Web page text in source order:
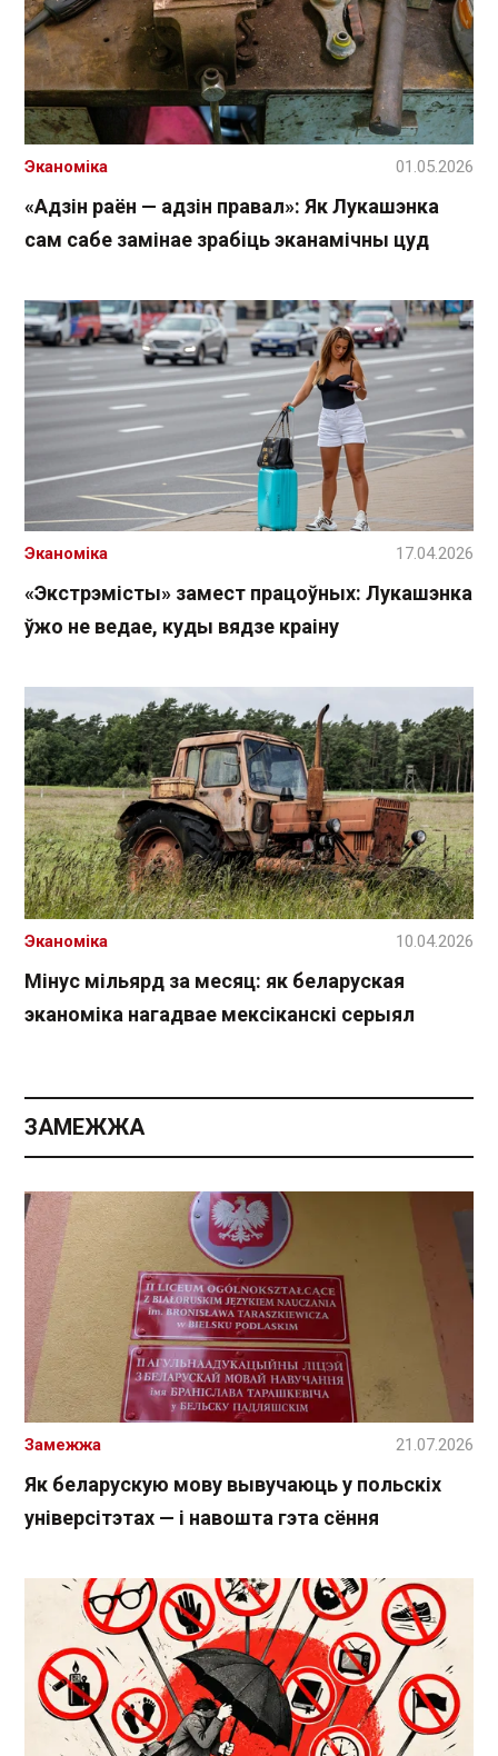
«Адзін раён — адзін правал»: Як Лукашэнка
сам сабе замінае зрабіць эканамічны цуд
Эканоміка 01.05.2026
«Экстрэмісты» замест працоўных: Лукашэнка
ўжо не ведае, куды вядзе краіну
Эканоміка 17.04.2026
Мінус мільярд за месяц: як беларуская
эканоміка нагадвае мексіканскі серыял
Эканоміка 10.04.2026
ЗАМЕЖЖА
Як беларускую мову вывучаюць у польскіх
універсітэтах — і навошта гэта сёння
Замежжа 21.07.2026